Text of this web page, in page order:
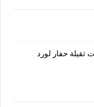
حفار لورد